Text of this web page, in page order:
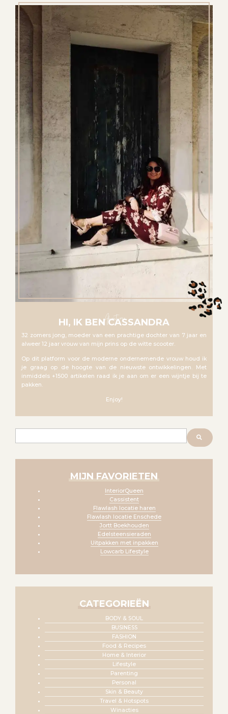
About me
HI, IK BEN CASSANDRA
32 zomers jong, moeder van een prachtige dochter van 7 jaar en
alweer 12 jaar vrouw van mijn prins op de witte scooter.
Op dit platform voor de moderne ondernemende vrouw houd ik
je graag op de hoogte van de nieuwste ontwikkelingen. Met
inmiddels +1500 artikelen raad ik je aan om er een wijntje bij te
pakken.
Enjoy!
MIJN FAVORIETEN
InteriorQueen
Cassistent
Flawlash locatie haren
Flawlash locatie Enschede
Jortt Boekhouden
Edelsteensieraden
Uitpakken met inpakken
Lowcarb Lifestyle
CATEGORIEËN
BODY & SOUL
BUSINESS
FASHION
Food & Recipes
Home & Interior
Lifestyle
Parenting
Personal
Skin & Beauty
Travel & Hotspots
Winacties